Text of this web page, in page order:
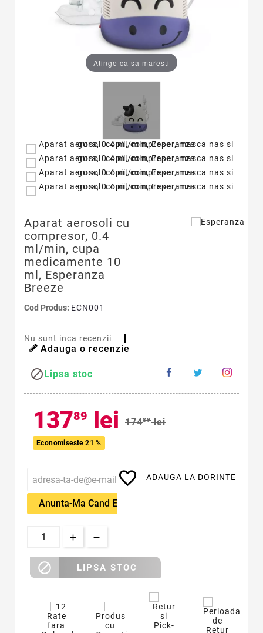
Atinge ca sa maresti
Aparat aerosoli cu
compresor, 0.4
ml/min, cupa
medicamente 10
ml, Esperanza
Breeze
Cod Produs: ECN001
Nu sunt inca recenzii
Adauga o recenzie
Lipsa stoc
13789 lei 17489 lei
Economiseste 21 %
Anunta-Ma Cand Este Disponibil
favorite_border ADAUGA LA DORINTE
 LIPSA STOC